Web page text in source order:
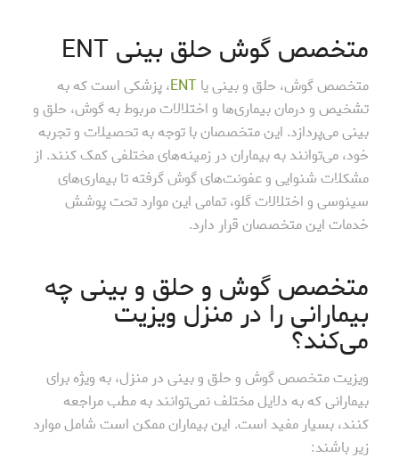
متخصص گوش حلق بینی ENT
متخصص گوش، حلق و بینی یاENT، پزشکی است که به
تشخیص و درمان بیماری‌ها و اختلالات مربوط به گوش، حلق و
بینی می‌پردازد. این متخصصان با توجه به تحصیلات و تجربه
خود، می‌توانند به بیماران در زمینه‌های مختلفی کمک کنند. از
مشکلات شنوایی و عفونت‌های گوش گرفته تا بیماری‌های
سینوسی و اختلالات گلو، تمامی این موارد تحت پوشش
خدمات این متخصصان قرار دارد.
متخصص گوش و حلق و بینی چه
بیمارانی را در منزل ویزیت
می‌کند؟
ویزیت متخصص گوش و حلق و بینی در منزل، به ویژه برای
بیمارانی که به دلایل مختلف نمی‌توانند به مطب مراجعه
کنند، بسیار مفید است. این بیماران ممکن است شامل موارد
زیر باشند: